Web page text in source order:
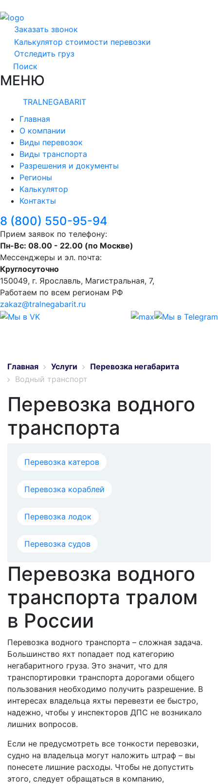
Заказать звонок
Калькулятор стоимости перевозки
Отследить груз
Поиск
МЕНЮ
TRALNEGABARIT
Главная
О компании
Виды перевозок
Виды транспорта
Разрешения и документы
Регионы
Калькулятор
Контакты
8 (800) 550-95-94
Прием заявок по телефону:
Пн-Вс: 08.00 - 22.00 (по Москве)
Мессенджеры и эл. почта:
Круглосуточно
150049, г. Ярославль, ​Магистральная, 7,
Работаем по всем регионам РФ
zakaz@tralnegabarit.ru
Главная Услуги
Перевозка негабарита
Водный транспорт
Перевозка водного
транспорта
Перевозка катеров
Перевозка кораблей
Перевозка лодок
Перевозка судов
Перевозка водного
транспорта тралом
в России
Перевозка водного транспорта – сложная задача.
Большинство яхт попадает под категорию
негабаритного груза. Это значит, что для
транспортировки транспорта дорогами общего
пользования необходимо получить разрешение. В
интересах владельца яхты перевезти ее быстро,
надежно, чтобы у инспекторов ДПС не возникало
лишних вопросов.
Если не предусмотреть все тонкости перевозки,
судно на владельца могут наложить штраф – вы
понесете лишние расходы. Чтобы не допустить
этого, следует обращаться в компанию,